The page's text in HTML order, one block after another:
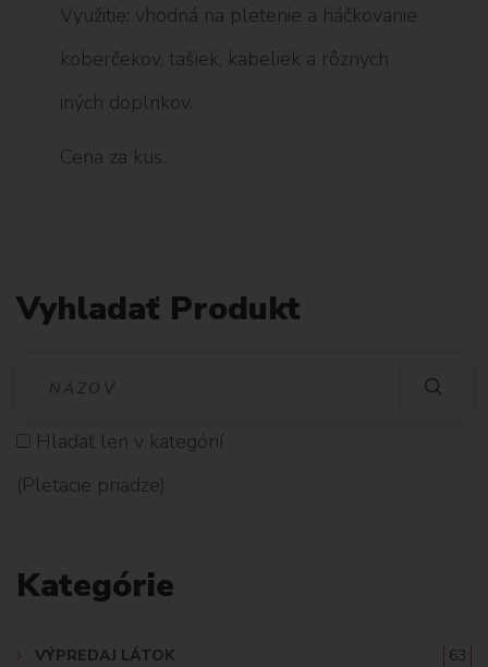
Využitie: vhodná na pletenie a háčkovanie
koberčekov, tašiek, kabeliek a rôznych
iných doplnkov.
Cena za kus.
Vyhladať Produkt
D
Hladať len v kategórií
(Pletacie priadze)
Kategórie
VÝPREDAJ LÁTOK 63